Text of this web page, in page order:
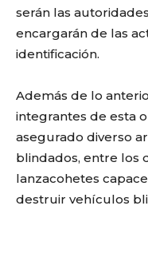
serán las
encargarán de las
identificación.
Además de lo
integrantes de esta
asegurado diverso
blindados, entre los
lanzacohetes
destruir vehículos